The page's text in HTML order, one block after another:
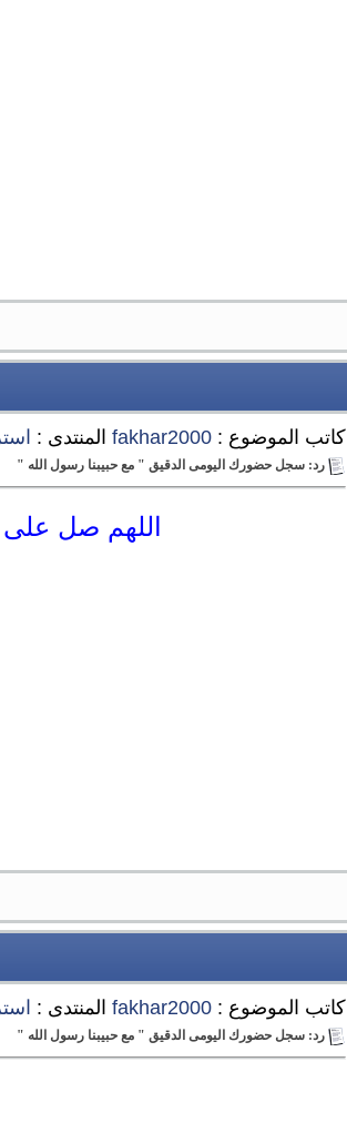
كاتب الموضوع :fakhar2000 المنتدى :
رد: سجل حضورك اليومى الدقيق " مع حبيبنا رسول الله "
اللهم صل
كاتب الموضوع :fakhar2000 المنتدى :
رد: سجل حضورك اليومى الدقيق " مع حبيبنا رسول الله "